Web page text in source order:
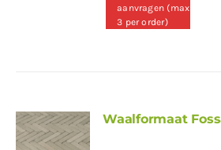
aanvragen (max
3 per order)
Waalformaat